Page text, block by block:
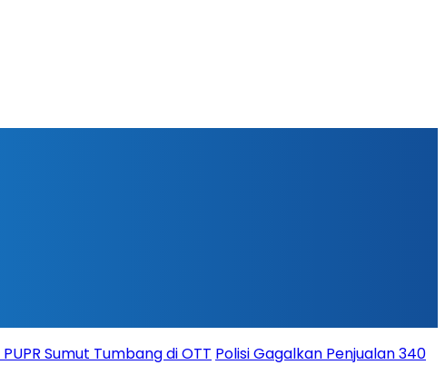
Sumut Tumbang di OTT Polisi Gagalkan Penjualan 340